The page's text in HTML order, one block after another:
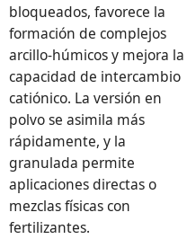
bloqueados, favorece la
formación de complejos
arcillo-húmicos y mejora la
capacidad de intercambio
catiónico. La versión en
polvo se asimila más
rápidamente, y la
granulada permite
aplicaciones directas o
mezclas físicas con
fertilizantes.